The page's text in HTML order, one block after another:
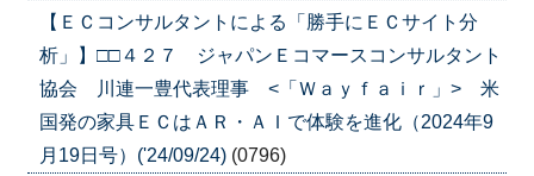
【ＥＣコンサルタントによる「勝手にＥＣサイト分
析」】□□４２７ ジャパンＥコマースコンサルタント
協会 川連一豊代表理事 <「Ｗａｙｆａｉｒ」> 米
国発の家具ＥＣはＡＲ・ＡＩで体験を進化（2024年9
月19日号）('24/09/24) (0796)